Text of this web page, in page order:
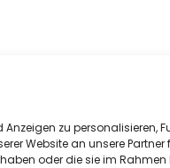
zu
Website an unsere
oder die sie im